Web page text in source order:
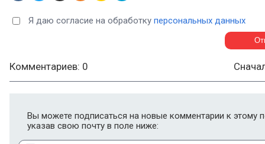
Я даю согласие на обработку персональных данных
Комментариев: 0
Вы можете подписаться на новые комментарии к этому
указав свою почту в поле ниже: